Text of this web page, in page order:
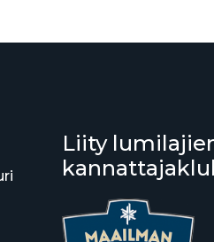
Liity